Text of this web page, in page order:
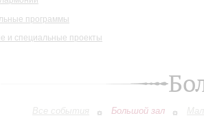
программы
и специальные проекты
Все события Большой зал